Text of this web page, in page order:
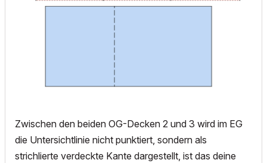
Zwischen den beiden OG-Decken 2 und 3 wird im EG
die Untersichtlinie nicht punktiert, sondern als
strichlierte verdeckte Kante dargestellt, ist das deine